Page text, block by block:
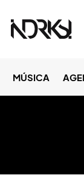
MÚSICA